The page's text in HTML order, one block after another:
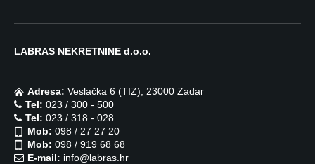
LABRAS NEKRETNINE d.o.o.
Adresa: Veslačka 6 (TIZ), 23000 Zadar
Tel: 023 / 300 - 500
Tel: 023 / 318 - 028
Mob: 098 / 27 27 20
Mob: 098 / 919 68 68
E-mail: info@labras.hr